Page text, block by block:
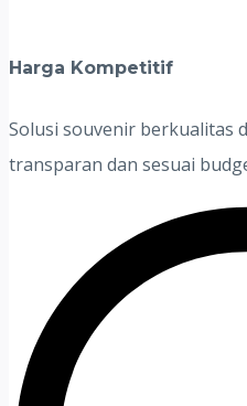
Harga Kompetitif
Solusi souvenir berkualitas
transparan dan sesuai